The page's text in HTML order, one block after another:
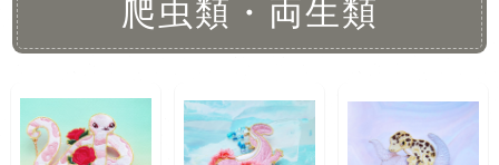
爬虫類・両生類